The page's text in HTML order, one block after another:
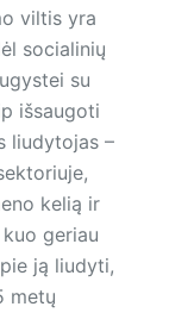
viltis yra
socialinių
su
išsaugoti
liudytojas –
kelią ir
geriau
ją liudyti,
metų